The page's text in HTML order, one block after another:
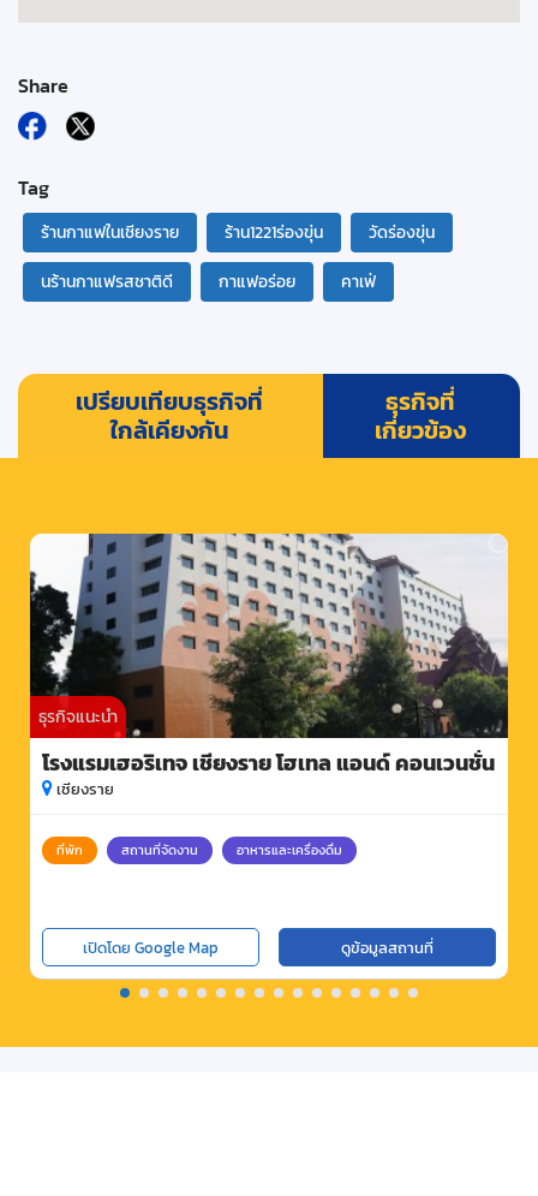
Share
Tag
ร้านกาแฟในเชียงราย ร้าน1221ร่องขุ่น
วัดร่องขุ่น
นร้านกาแฟรสชาติดี
กาแฟอร่อย คาเฟ่
เปรียบเทียบธุรกิจที่
ใกล้เคียงกัน
ธุรกิจที่
เกี่ยวข้อง
ธุรกิจแนะนำ
โรงแรมเฮอริเทจ เชียงราย โฮเทล แอนด์ คอนเวนชั่น
เชียงราย
ที่พัก สถานที่จัดงาน อาหารและเครื่องดื่ม
เปิดโดย Google Map ดูข้อมูลสถานที่